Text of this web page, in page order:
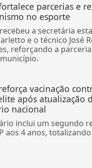
parcerias e
no esporte
a secretária
e o técnico José
reforçando a
vacinação
após atualização
nacional
inclui um segundo
aos 4 anos,